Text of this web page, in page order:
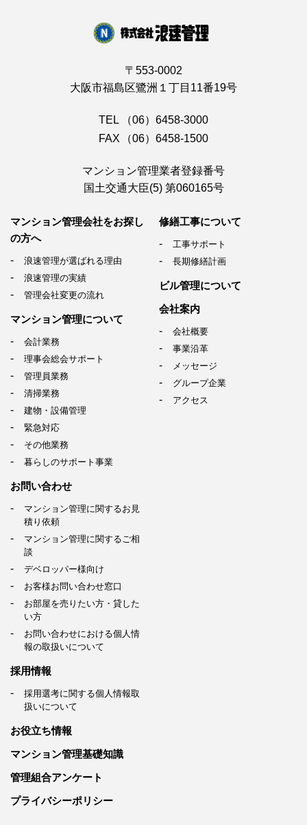
〒553-0002
大阪市福島区鷺洲１丁目11番19号
TEL
（06）6458-3000
FAX
（06）6458-1500
マンション管理業者登録番号
国土交通大臣(5) 第060165号
マンション管理会社をお探し
の方へ
浪速管理が選ばれる理由
浪速管理の実績
管理会社変更の流れ
マンション管理について
会計業務
理事会総会サポート
管理員業務
清掃業務
建物・設備管理
緊急対応
その他業務
暮らしのサポート事業
修繕工事について
工事サポート
長期修繕計画
ビル管理について
会社案内
会社概要
事業沿革
メッセージ
グループ企業
アクセス
お問い合わせ
マンション管理に関するお見
積り依頼
マンション管理に関するご相
談
デベロッパー様向け
お客様お問い合わせ窓口
お部屋を売りたい方・貸した
い方
お問い合わせにおける個人情
報の取扱いについて
採用情報
採用選考に関する個人情報取
扱いについて
お役立ち情報
マンション管理基礎知識
管理組合アンケート
プライバシーポリシー